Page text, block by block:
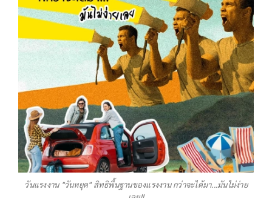
วันแรงงาน "วันหยุด" สิทธิพื้นฐานของแรงงาน กว่าจะได้มา...มันไม่ง่าย